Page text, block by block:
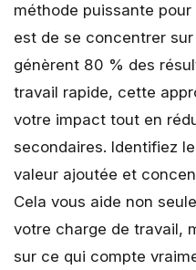
méthode puissante pour
est de se concentrer
génèrent 80 % des
travail rapide, cette
votre impact tout en
secondaires. Identifiez
valeur ajoutée et
Cela vous aide non
votre charge de travail,
sur ce qui compte